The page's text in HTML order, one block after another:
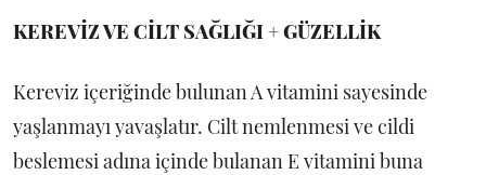
KEREVİZ VE CİLT SAĞLIĞI + GÜZELLİK
Kereviz içeriğinde bulunan A vitamini sayesinde
yaşlanmayı yavaşlatır. Cilt nemlenmesi ve cildi
beslemesi adına içinde bulanan E vitamini buna